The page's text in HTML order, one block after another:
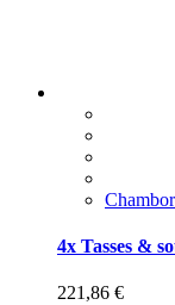
4x Tasses &
221,86 €